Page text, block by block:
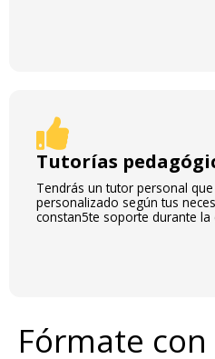
Tutorías
Tendrás un tutor personal
personalizado según tus
constan5te soporte durante la
Fórmate